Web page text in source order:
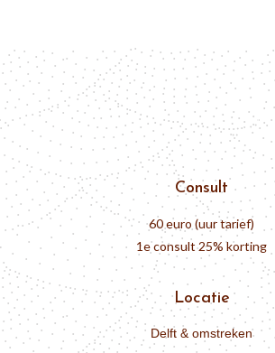
Consult
60 euro (uur tarief)
1e consult 25% korting
Locatie
Delft & omstreken